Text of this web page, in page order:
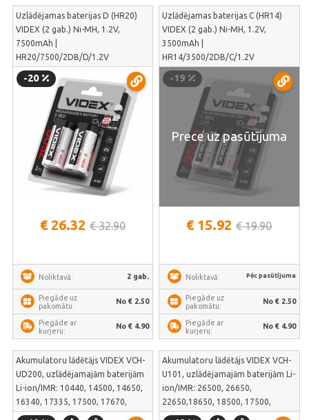
Uzlādējamas baterijas D (HR20)
VIDEX (2 gab.) Ni-MH, 1.2V,
7500mAh |
HR20/7500/2DB/D/1.2V
-20
€ 26.32 € 32.90
Noliktavā: 2 gab.
Piegāde uz
pakomātu:
No € 2.50
Piegāde ar
kurjeru:
No € 4.90
Uzlādējamas baterijas C (HR14)
VIDEX (2 gab.) Ni-MH, 1.2V,
3500mAh |
HR14/3500/2DB/C/1.2V
-19
Prece uz pasūtījuma
€ 15.92 € 19.90
Noliktavā: Pēc pasūtījuma
Piegāde uz
pakomātu:
No € 2.50
Piegāde ar
kurjeru:
No € 4.90
Akumulatoru lādētājs VIDEX VCH-
UD200, uzlādējamajām baterijām
Li-ion/IMR: 10440, 14500, 14650,
16340, 17335, 17500, 17670,
18350, 18500,
Akumulatoru lādētājs VIDEX VCH-
U101, uzlādējamajām baterijām Li-
ion/IMR: 26500, 26650,
22650,18650, 18500, 17500,
17355, 16340,14500,10440; un Ni-